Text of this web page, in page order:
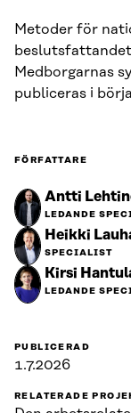
Metoder för
Medborgarnas
publiceras i
FÖRFATTARE
Antti
LEDANDE
Heikki
SPECIALIST
Kirsi
LEDANDE
PUBLICERAD
1.7.2026
RELATERADE